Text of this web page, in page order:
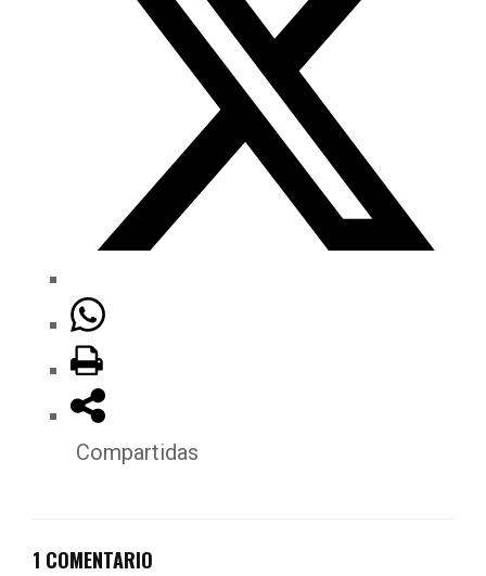
Compartidas
1 COMENTARIO